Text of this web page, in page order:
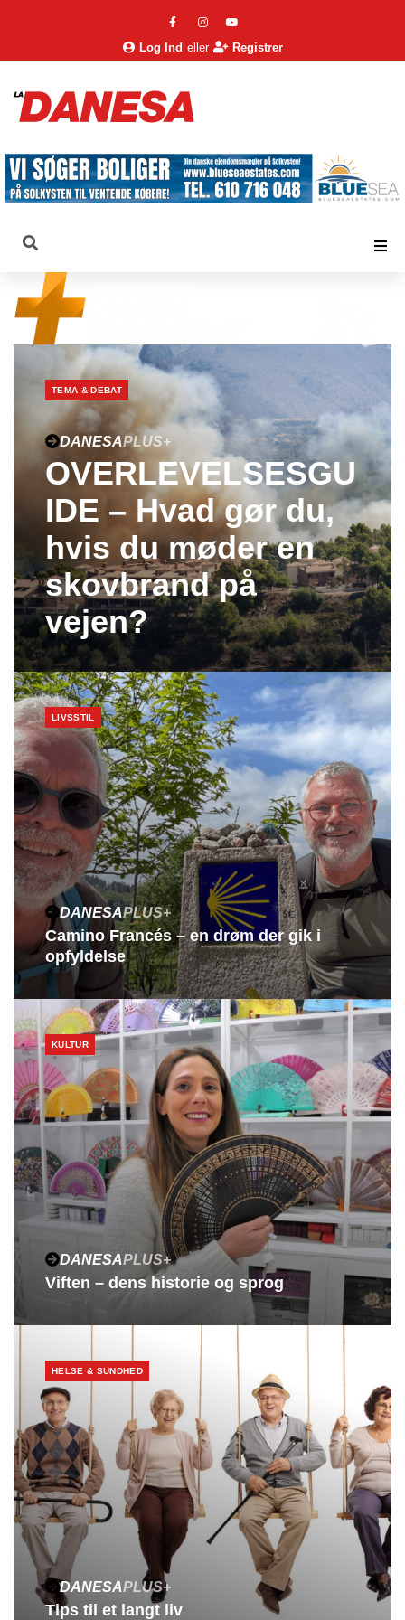
Log Ind eller Registrer
TEMA & DEBAT
DANESAPLUS+
OVERLEVELSESGU
IDE – Hvad gør du,
hvis du møder en
skovbrand på
vejen?
LIVSSTIL
DANESAPLUS+
Camino Francés – en drøm der gik i
opfyldelse
KULTUR
DANESAPLUS+
Viften – dens historie og sprog
HELSE & SUNDHED
DANESAPLUS+
Tips til et langt liv